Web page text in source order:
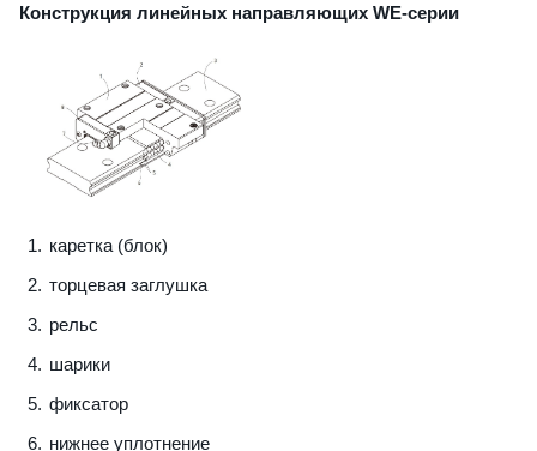
Конструкция линейных направляющих WE-серии
каретка (блок)
торцевая заглушка
рельс
шарики
фиксатор
нижнее уплотнение